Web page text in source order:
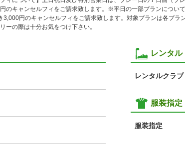
のキャンセルフィをご請求致します。※平日の一部プランについ
3,000円のキャンセルフィをご請求致します。対象プランは各プラ
ーの際は十分お気をつけ下さい。
レンタル
レンタルクラブ
服装指定
服装指定